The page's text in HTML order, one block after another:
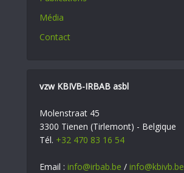
Média
Contact
vzw KBIVB-IRBAB asbl
Molenstraat 45
3300 Tienen (Tirlemont) - Belgique
Tél. +32 470 83 16 54
Email : info@irbab.be / info@kbivb.be